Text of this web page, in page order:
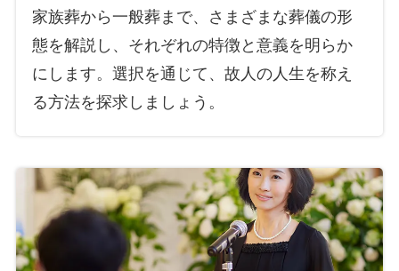
家族葬から一般葬まで、さまざまな葬儀の形
態を解説し、それぞれの特徴と意義を明らか
にします。選択を通じて、故人の人生を称え
る方法を探求しましょう。